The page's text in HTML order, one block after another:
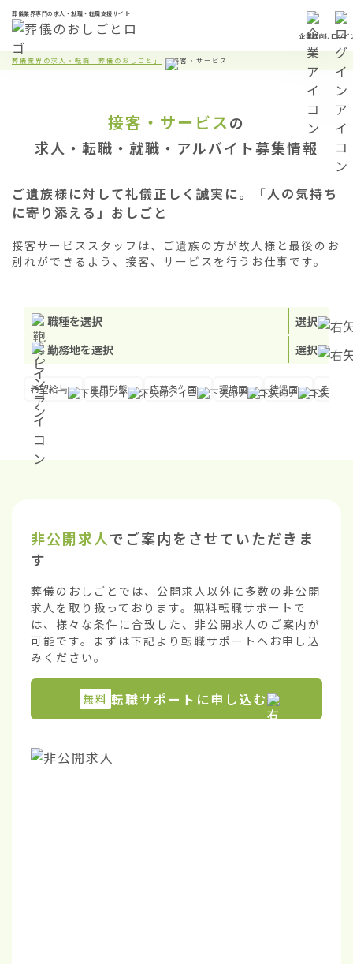
葬儀業界専門の求人・就職・転職支援サイト
企業様向けログイ
葬儀業界の求人・転職「葬儀のおしごと」 接客・サービス
接客・サービスの
求人・転職・就職・アルバイト募集情報
ご遺族様に対して礼儀正しく誠実に。「人の気持ち
に寄り添える」おしごと
接客サービススタッフは、ご遺族の方が故人様と最後のお
別れができるよう、接客、サービスを行うお仕事です。
職種を選択
選択
勤務地を選択
選択
希望給与 雇用形態 応募条件面 環境面 待遇面 その他
非公開求人でご案内をさせていただきま
す
葬儀のおしごとでは、公開求人以外に多数の非公開
求人を取り扱っております。無料転職サポートで
は、様々な条件に合致した、非公開求人のご案内が
可能です。まずは下記より転職サポートへお申し込
みください。
無料 転職サポートに申し込む